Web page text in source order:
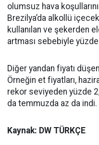
olumsuz hava
Brezilya’da alkollü
kullanılan ve şekerden
artması sebebiyle
Diğer yandan fiyatı
Örneğin et fiyatları,
rekor seviyeden yüzde
da temmuzda az da indi.
Kaynak: DW TÜRKÇE